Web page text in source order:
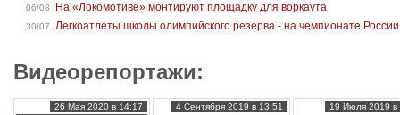
06/08 На «Локомотиве» монтируют площадку для воркаута
30/07 Легкоатлеты школы олимпийского резерва - на чемпионате России
Видеорепортажи:
26 Мая 2020 в 14:17 4 Сентября 2019 в 13:51 19 Июля 2019 в